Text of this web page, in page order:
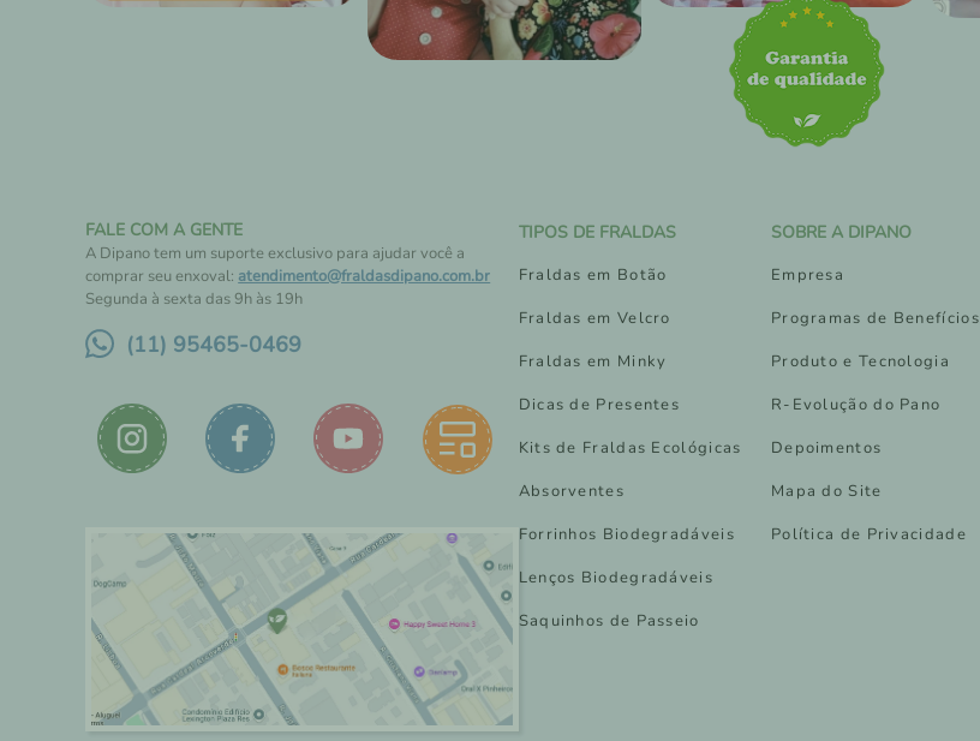
FALE COM A GENTE
A Dipano tem um suporte exclusivo para ajudar você a
comprar seu enxoval: atendimento@fraldasdipano.com.br
Segunda à sexta das 9h às 19h
(11) 95465-0469
TIPOS DE FRALDAS
Fraldas em Botão
Fraldas em Velcro
Fraldas em Minky
Dicas de Presentes
Kits de Fraldas Ecológicas
Absorventes
Forrinhos Biodegradáveis
Lenços Biodegradáveis
Saquinhos de Passeio
SOBRE A DIPANO
Empresa
Programas de Benefícios
Produto e Tecnologia
R-Evolução do Pano
Depoimentos
Mapa do Site
Política de Privacidade